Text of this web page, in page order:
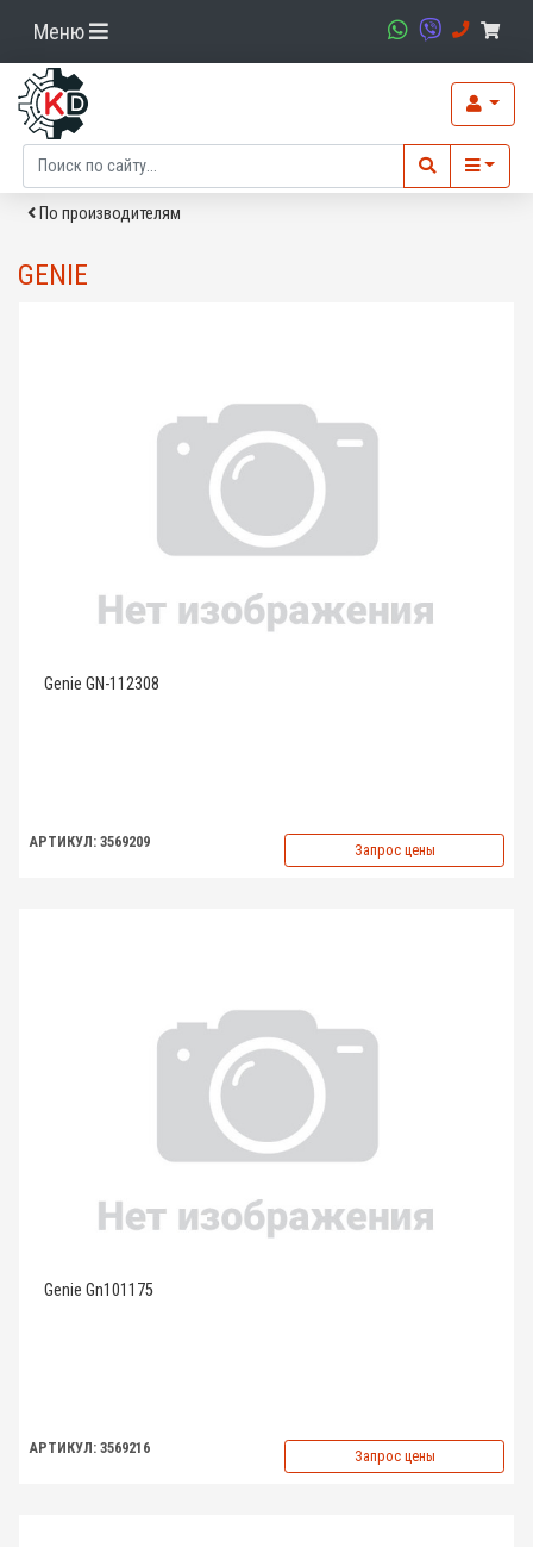
Меню
По производителям
GENIE
Genie GN-112308
АРТИКУЛ: 3569209 Запрос цены
Genie Gn101175
АРТИКУЛ: 3569216 Запрос цены